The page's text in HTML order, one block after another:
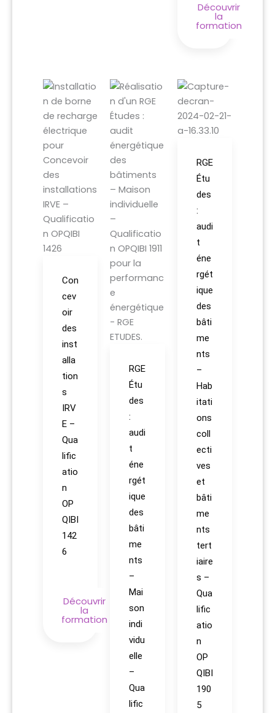
Découvrir
la
formation
Con
cev
oir
des
inst
alla
tion
s
IRV
E –
Qua
lific
atio
n
OP
QIBI
142
6
Découvrir
la
formation
RGE
Étu
des
:
audi
t
éne
rgét
ique
des
bâti
me
nts
–
Mai
son
indi
vidu
elle
–
Qua
lific
RGE
Étu
des
:
audi
t
éne
rgét
ique
des
bâti
me
nts
–
Hab
itati
ons
coll
ecti
ves
et
bâti
me
nts
tert
iaire
s –
Qua
lific
atio
n
OP
QIBI
190
5